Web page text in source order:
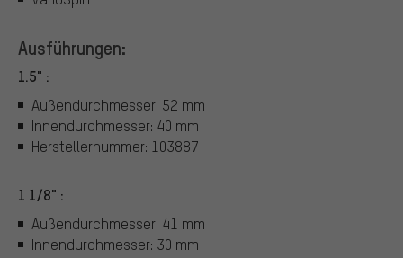
Ausführungen:
1.5" :
Außendurchmesser: 52 mm
Innendurchmesser: 40 mm
Herstellernummer: 103887
1 1/8" :
Außendurchmesser: 41 mm
Innendurchmesser: 30 mm